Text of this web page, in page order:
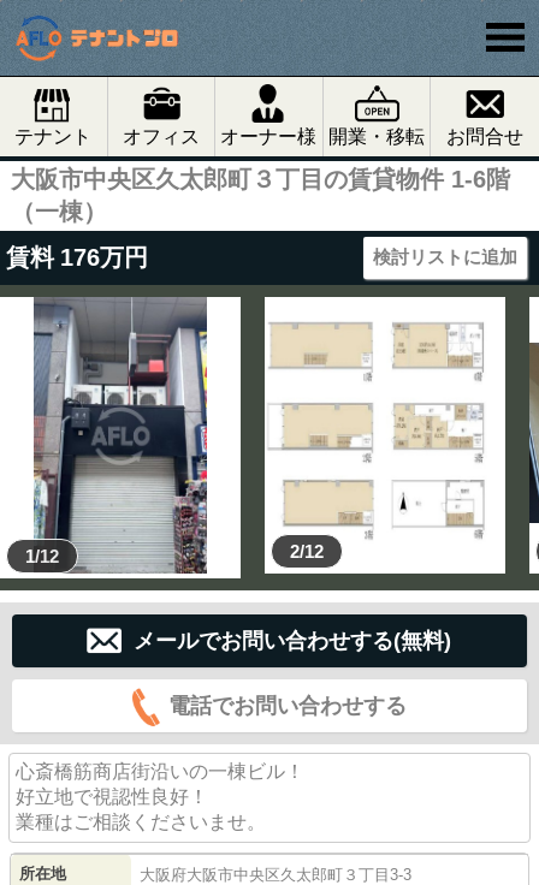
テナント オフィス オーナー様 開業・移転 お問合せ
大阪市中央区久太郎町３丁目の賃貸物件 1-6階
（一棟）
賃料 176万円 検討リストに追加
1/12 2/12
メールでお問い合わせする(無料)
電話でお問い合わせする
心斎橋筋商店街沿いの一棟ビル！
好立地で視認性良好！
業種はご相談くださいませ。
所在地 大阪府大阪市中央区久太郎町 ３丁目3-3